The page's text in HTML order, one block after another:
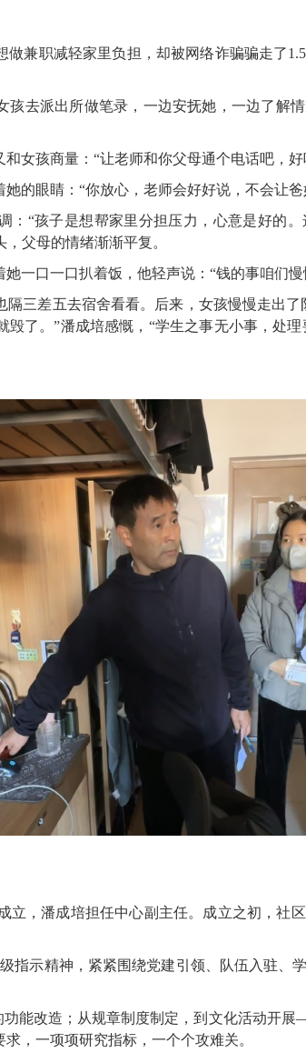
做兼职减轻家里负担，却被网络诈骗骗走了
孩去派出所做笔录，一边安抚她，一边了解
女孩商量：“让老师和你父母通个电话吧，好
的眼睛：“你放心，老师会好好说，不会让
：“孩子是想帮家里分担压力，心意是好的
父母的情绪渐渐平复。
一口一口扒着饭，他轻声说：“钱的事咱们
三差五去宿舍看看。后来，女孩慢慢走出
了。”潘成培感慨，“学生之事无小事，处理
立，潘成培担任中心副主任。成立之初，社
指示精神，紧紧围绕党建引领、队伍入驻、
功能改造；从规章制度制定，到文化活动开
，一项项研究指标，一个个攻难关。